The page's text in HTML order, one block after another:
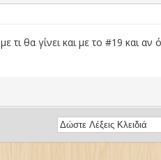
γίνει και με το #19 και αν